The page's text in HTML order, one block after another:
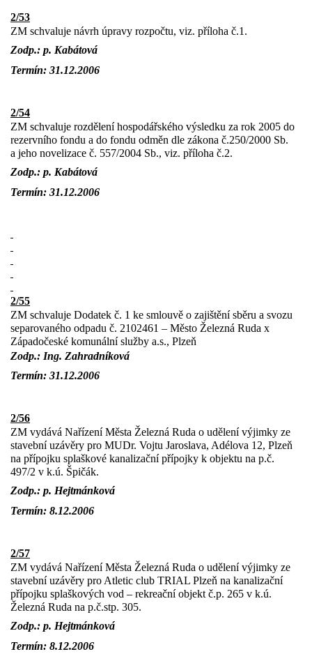
2/53
ZM schvaluje návrh úpravy rozpočtu, viz. příloha č.1.
Zodp.: p. Kabátová
Termín: 31.12.2006
2/54
ZM schvaluje rozdělení hospodářského výsledku za rok 2005 do
rezervního fondu a do fondu odměn dle zákona č.250/2000 Sb.
a jeho novelizace č. 557/2004 Sb., viz. příloha č.2.
Zodp.: p. Kabátová
Termín: 31.12.2006
2/55
ZM schvaluje Dodatek č. 1 ke smlouvě o zajištění sběru a svozu
separovaného odpadu č. 2102461 – Město Železná Ruda x
Západočeské komunální služby a.s., Plzeň
Zodp.: Ing. Zahradníková
Termín: 31.12.2006
2/56
ZM vydává Nařízení Města Železná Ruda o udělení výjimky ze
stavební uzávěry pro MUDr. Vojtu Jaroslava, Adélova 12, Plzeň
na přípojku splaškové kanalizační přípojky k objektu na p.č.
497/2 v k.ú. Špičák.
Zodp.: p. Hejtmánková
Termín: 8.12.2006
2/57
ZM vydává Nařízení Města Železná Ruda o udělení výjimky ze
stavební uzávěry pro Atletic club TRIAL Plzeň na kanalizační
přípojku splaškových vod – rekreační objekt č.p. 265 v k.ú.
Železná Ruda na p.č.stp. 305.
Zodp.: p. Hejtmánková
Termín: 8.12.2006